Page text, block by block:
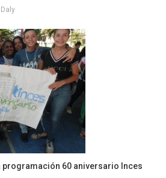
programación 60 aniversario Inces